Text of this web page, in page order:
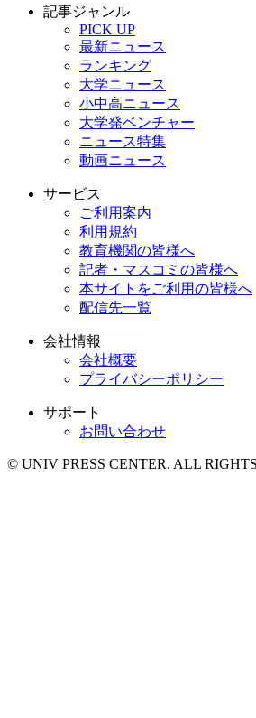
記事ジャンル
PICK UP
最新ニュース
ランキング
大学ニュース
小中高ニュース
大学発ベンチャー
ニュース特集
動画ニュース
サービス
ご利用案内
利用規約
教育機関の皆様へ
記者・マスコミの皆様へ
本サイトをご利用の皆様へ
配信先一覧
会社情報
会社概要
プライバシーポリシー
サポート
お問い合わせ
© UNIV PRESS CENTER. ALL